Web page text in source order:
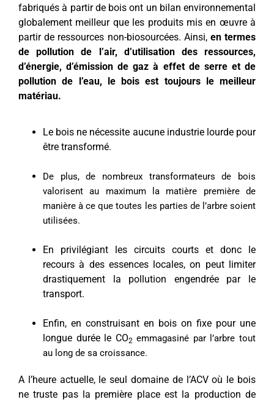
fabriqués à partir de bois ont un bilan environnemental
globalement meilleur que les produits mis en œuvre à
partir de ressources non-biosourcées. Ainsi, en termes
de pollution de l’air, d’utilisation des ressources,
d’énergie, d’émission de gaz à effet de serre et de
pollution de l’eau, le bois est toujours le meilleur
matériau.
Le bois ne nécessite aucune industrie lourde pour
être transformé.
De plus, de nombreux transformateurs de bois
valorisent au maximum la matière première de
manière à ce que toutes les parties de l’arbre soient
utilisées.
En privilégiant les circuits courts et donc le
recours à des essences locales, on peut limiter
drastiquement la pollution engendrée par le
transport.
Enfin, en construisant en bois on fixe pour une
longue durée le CO2 emmagasiné par l’arbre tout
au long de sa croissance.
A l’heure actuelle, le seul domaine de l’ACV où le bois
ne truste pas la première place est la production de